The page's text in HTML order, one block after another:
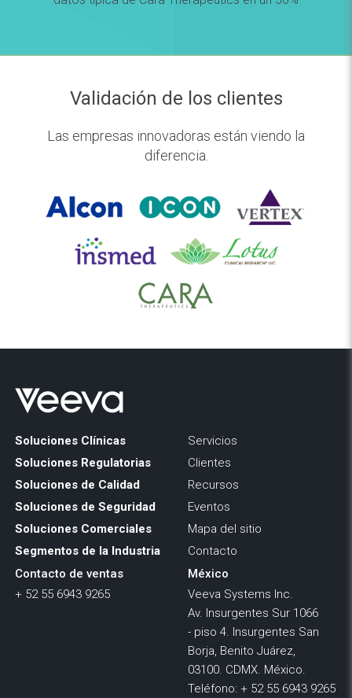
Validación de los clientes
Las empresas innovadoras están viendo la
diferencia.
Soluciones Clínicas
Soluciones Regulatorias
Soluciones de Calidad
Soluciones de Seguridad
Soluciones Comerciales
Segmentos de la Industria
Servicios
Clientes
Recursos
Eventos
Mapa del sitio
Contacto
Contacto de ventas
+ 52 55 6943 9265
México
Veeva Systems Inc.
Av. Insurgentes Sur 1066
- piso 4. Insurgentes San
Borja, Benito Juárez,
03100. CDMX. México.
Teléfono: + 52 55 6943 9265